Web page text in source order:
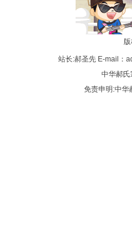
站长:郝圣先 E-mail：
中华郝氏
免责申明:中华